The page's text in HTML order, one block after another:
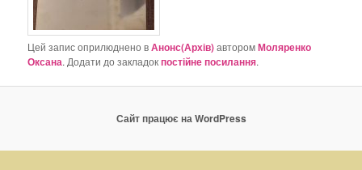
Цей запис оприлюднено вАнонс(Архів)авторомМоляренко
Оксана. Додати до закладокпостійне посилання.
Сайт працює на WordPress